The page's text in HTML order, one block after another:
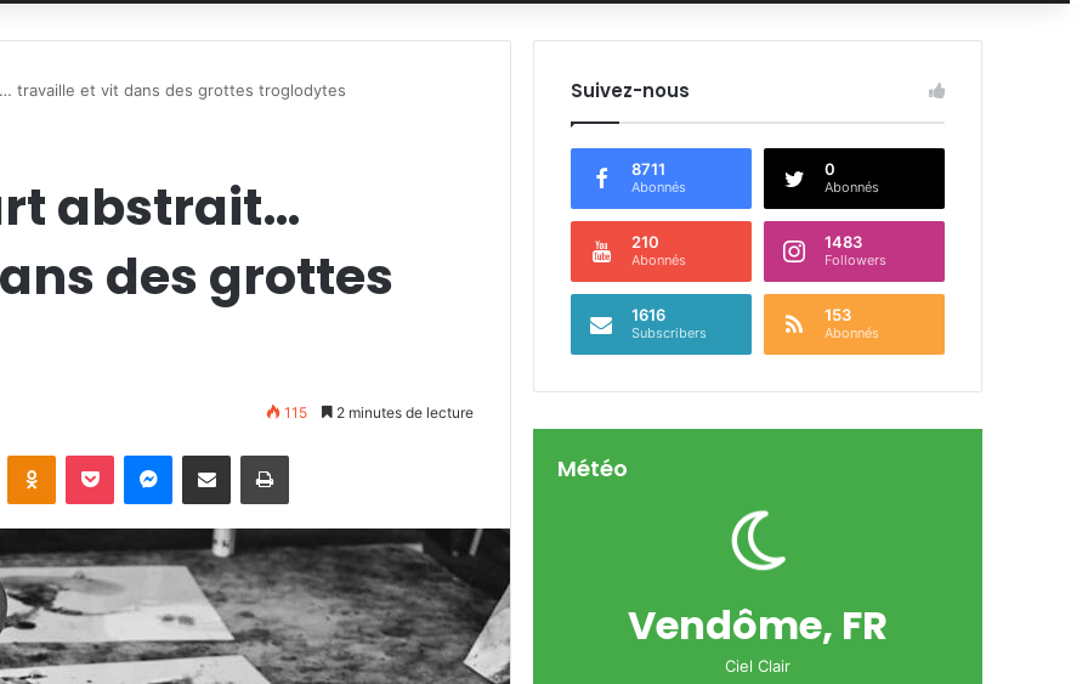
travaille et vit dans des grottes troglodytes
abstrait…
des grottes
115 2 minutes de lecture
Suivez-nous
8711
Abonnés
0
Abonnés
210
Abonnés
1483
Followers
1616
Subscribers
153
Abonnés
Météo
Vendôme, FR
Ciel Clair